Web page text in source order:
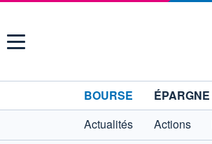
Menu
BOURSE ÉPARGNE
Actualités
Actions